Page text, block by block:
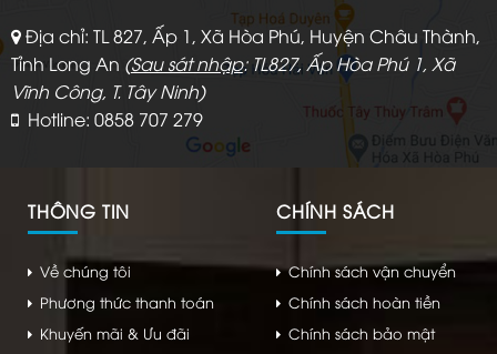
Địa chỉ: TL 827, Ấp 1, Xã Hòa Phú, Huyện Châu Thành,
Tỉnh Long An (Sau sát nhập: TL827, Ấp Hòa Phú 1, Xã
Vĩnh Công, T. Tây Ninh)
Hotline: 0858 707 279
THÔNG TIN
Về chúng tôi
Phương thức thanh toán
Khuyến mãi & Ưu đãi
CHÍNH SÁCH
Chính sách vận chuyển
Chính sách hoàn tiền
Chính sách bảo mật